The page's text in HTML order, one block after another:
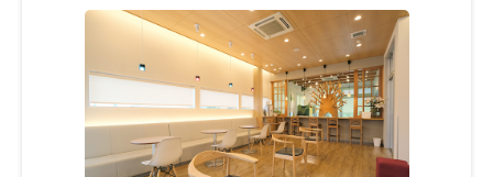
さん。長く働いているからこそ見えてくる
「松友歯科クリニック」の職場環境や女性と
しての働き方について、話を聞きました。